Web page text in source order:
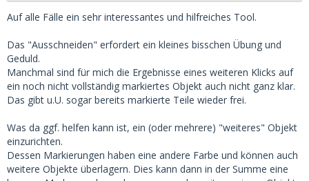
Auf alle Fälle ein sehr interessantes und hilfreiches Tool.
Das "Ausschneiden" erfordert ein kleines bisschen Übung und
Geduld.
Manchmal sind für mich die Ergebnisse eines weiteren Klicks auf
ein noch nicht vollständig markiertes Objekt auch nicht ganz klar.
Das gibt u.U. sogar bereits markierte Teile wieder frei.
Was da ggf. helfen kann ist, ein (oder mehrere) "weiteres" Objekt
einzurichten.
Dessen Markierungen haben eine andere Farbe und können auch
weitere Objekte überlagern. Dies kann dann in der Summe eine